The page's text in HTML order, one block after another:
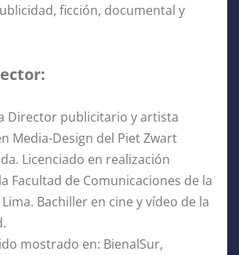
ficción, documental y
Director publicitario y artista
Media-Design del Piet Zwart
Licenciado en realización
Facultad de Comunicaciones de la
Bachiller en cine y vídeo de la
mostrado en: BienalSur,